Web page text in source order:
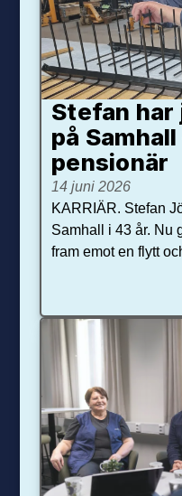
Stefan har
på
pensionär
14 juni 2026
KARRIÄR. Stefan
Samhall i 43 år. Nu
fram emot en flytt